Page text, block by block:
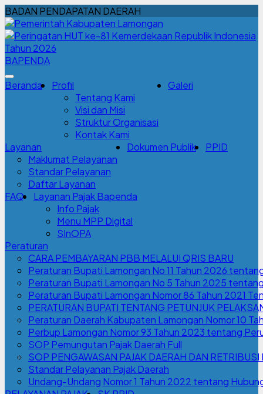
BADAN PENDAPATAN DAERAH
BAPENDA
Beranda
Profil
Tentang Kami
Visi dan Misi
Struktur Organisasi
Kontak Kami
Galeri
Layanan
Maklumat Pelayanan
Standar Pelayanan
Daftar Layanan
Dokumen Publik PPID
FAQ
Layanan Pajak Bapenda
Info Pajak
Menu MPP Digital
SInOPA
Peraturan
CARA PEMBAYARAN PBB MELALUI QRIS BARU
Peraturan Bupati Lamongan No 11 Tahun 2026
Peraturan Bupati Lamongan No 5 Tahun 2025
Peraturan Bupati Lamongan Nomor 86 Tahun 2021
PERATURAN BUPATI TENTANG PETUNJUK
Peraturan Daerah Kabupaten Lamongan Nomor 10
Perbup Lamongan Nomor 93 Tahun 2023 tentang
SOP Pemungutan Pajak Daerah Full
SOP PENGAWASAN PAJAK DAERAH DAN RETRIBUSI
Standar Pelayanan Pajak Daerah
Undang-Undang Nomor 1 Tahun 2022 tentang